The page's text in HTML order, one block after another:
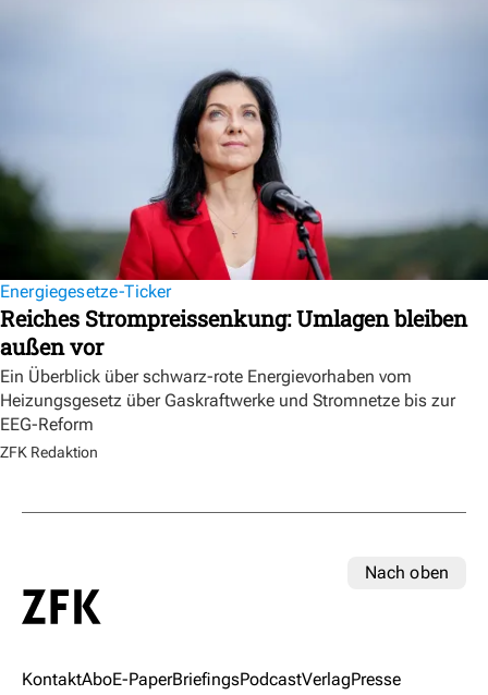
Energiegesetze-Ticker
Reiches Strompreissenkung: Umlagen bleiben
außen vor
Ein Überblick über schwarz-rote Energievorhaben vom
Heizungsgesetz über Gaskraftwerke und Stromnetze bis zur
EEG-Reform
ZFK Redaktion
Nach oben
KontaktAboE-PaperBriefingsPodcastVerlagPresse